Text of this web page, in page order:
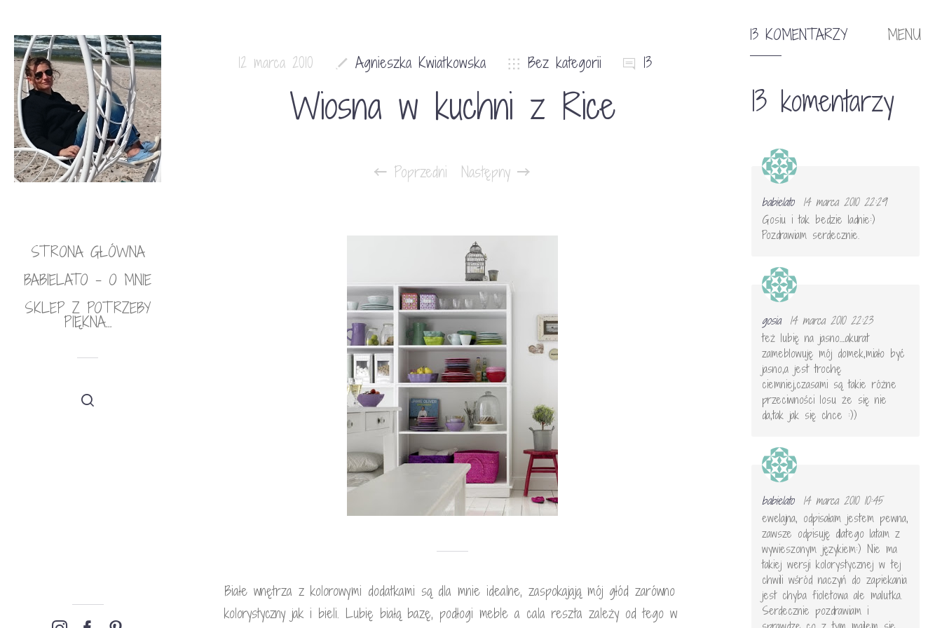
STRONA GŁÓWNA
BABIELATO – O MNIE
SKLEP Z POTRZEBY
PIĘKNA…
12 marca 2010 Agnieszka Kwiatkowska Bez kategorii 13
Wiosna w kuchni z Rice
Poprzedni Następny
Białe wnętrza z kolorowymi dodatkami są dla mnie idealne, zaspokajają mój głód zarówno
kolorystyczny jak i bieli. Lubię białą bazę, podłogi meble a cala reszta zależy od tego w
13 KOMENTARZY MENU
13 komentarzy
babielato
14 marca 2010 22:29
Gosiu i tak bedzie ladnie:)
Pozdrawiam serdecznie.
gosia
14 marca 2010 22:23
też lubię na jasno….akurat
zameblowuję mój domek,miało być
jasno,a jest trochę
ciemniej,czasami są takie różne
przeciwności losu że się nie
da,tak jak się chce :))
babielato
14 marca 2010 10:45
ewelajna, odpisałam jestem pewna,
zawsze odpisuję dlatego latam z
wywieszonym językiem:) Nie ma
takiej wersji kolorystycznej w tej
chwili wśród naczyń do zapiekania
jest chyba fioletowa ale malutka.
Serdecznie pozdrawiam i